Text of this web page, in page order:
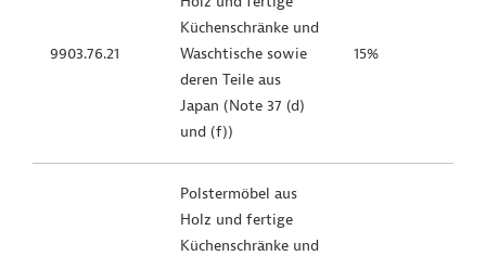
9903.76.21
Küchenschränke und
Waschtische sowie
deren Teile aus
Japan (Note 37 (d)
und (f))
15%
Polstermöbel aus
Holz und fertige
Küchenschränke und